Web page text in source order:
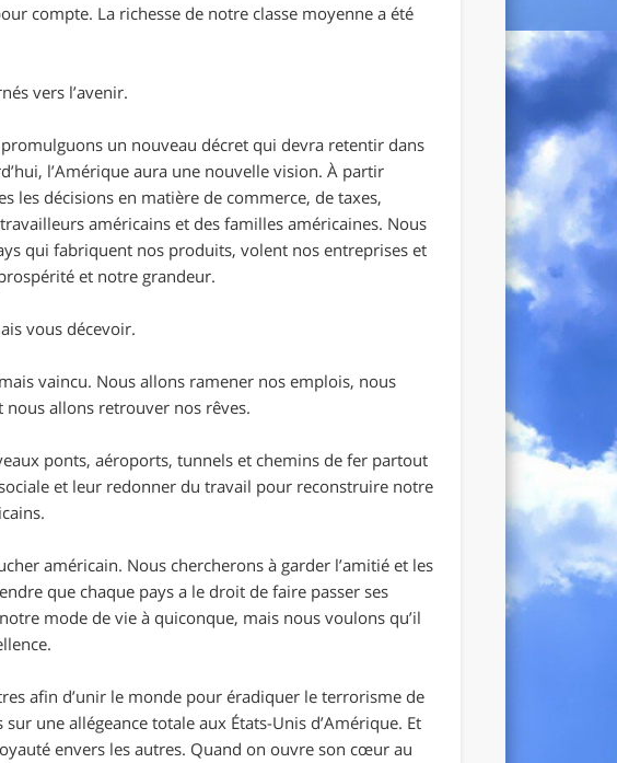
compte. La richesse de notre classe moyenne a été
vers l’avenir.
un nouveau décret qui devra retentir dans
l’Amérique aura une nouvelle vision. À partir
les décisions en matière de commerce, de taxes,
américains et des familles américaines. Nous
qui fabriquent nos produits, volent nos entreprises et
et notre grandeur.
vous décevoir.
vaincu. Nous allons ramener nos emplois, nous
allons retrouver nos rêves.
ponts, aéroports, tunnels et chemins de fer partout
et leur redonner du travail pour reconstruire notre
américain. Nous chercherons à garder l’amitié et les
que chaque pays a le droit de faire passer ses
mode de vie à quiconque, mais nous voulons qu’il
afin d’unir le monde pour éradiquer le terrorisme de
une allégeance totale aux États-Unis d’Amérique. Et
envers les autres. Quand on ouvre son cœur au